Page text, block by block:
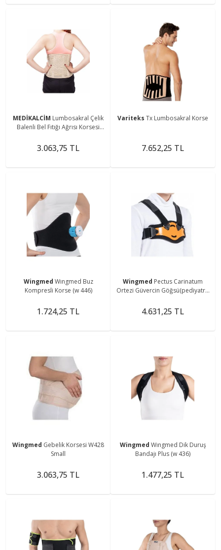
MEDİKALCİM Lumbosakral Çelik
Balenli Bel Fıtığı Ağrısı Korsesi
3.063,75 TL
Variteks Tx Lumbosakral Korse
7.652,25 TL
Wingmed Wıngmed Buz
Kompresli Korse (w 446)
1.724,25 TL
Wingmed Pectus Carinatum
Ortezi Güvercin Göğsü(pediyatrik
4.631,25 TL
Wingmed Gebelik Korsesi W428
Small
3.063,75 TL
Wingmed Wıngmed Dik Duruş
Bandajı Plus (w 436)
1.477,25 TL